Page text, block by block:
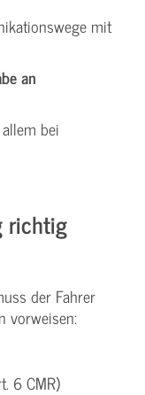
mit
an
bei
richtig
der Fahrer
vorweisen:
6 CMR)